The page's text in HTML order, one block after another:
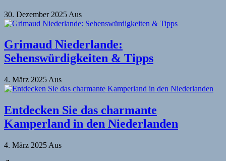
30. Dezember 2025 Aus
Grimaud Niederlande:
Sehenswürdigkeiten & Tipps
4. März 2025 Aus
Entdecken Sie das charmante
Kamperland in den Niederlanden
4. März 2025 Aus